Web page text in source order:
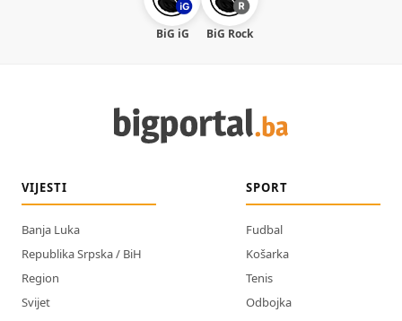
BiG iG BiG Rock
VIJESTI
Banja Luka
Republika Srpska / BiH
Region
Svijet
SPORT
Fudbal
Košarka
Tenis
Odbojka